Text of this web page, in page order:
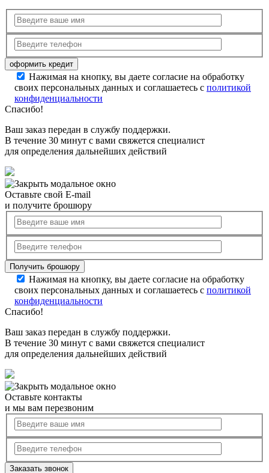
Нажимая на кнопку, вы даете согласие на обработку
своих персональных данных и соглашаетесь с политикой
конфиденциальности
Спасибо!
Ваш заказ передан в службу поддержки.
В течение 30 минут с вами свяжется специалист
для определения дальнейших действий
Оставьте свой E-mail
и получите брошюру
Нажимая на кнопку, вы даете согласие на обработку
своих персональных данных и соглашаетесь с политикой
конфиденциальности
Спасибо!
Ваш заказ передан в службу поддержки.
В течение 30 минут с вами свяжется специалист
для определения дальнейших действий
Оставьте контакты
и мы вам перезвоним